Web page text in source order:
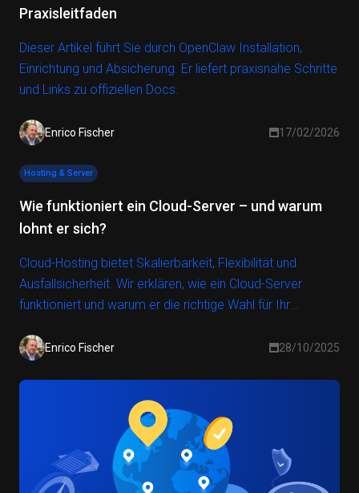
Praxisleitfaden
Dieser Artikel führt Sie durch OpenClaw Installation,
Einrichtung und Absicherung. Er liefert praxisnahe Schritte
und Links zu offiziellen Docs.
Enrico Fischer 17/02/2026
Hosting & Server
Wie funktioniert ein Cloud-Server – und warum
lohnt er sich?
Cloud-Hosting bietet Skalierbarkeit, Flexibilität und
Ausfallsicherheit. Wir erklären, wie ein Cloud-Server
funktioniert und warum er die richtige Wahl für Ihr
Enrico Fischer 28/10/2025